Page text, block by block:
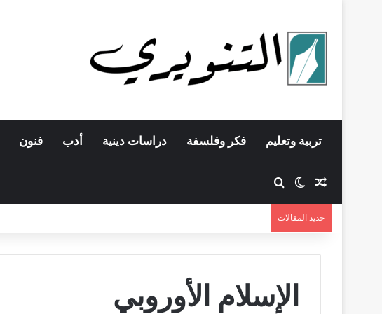
تربية وتعليم فكر وفلسفة دراسات دينية أدب فنون
مقال عشوائي
الوضع المظلم
جديد المقالات
الإسلام الأوروبي